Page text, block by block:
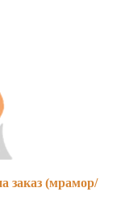
заказ (мрамор/